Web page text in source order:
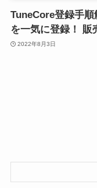
TuneCore登録手
を一気に登録！ 販
2022年8月3日